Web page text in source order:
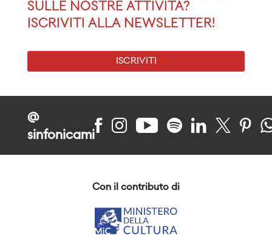
SULLE NOSTRE ATTIVITÀ?
ISCRIVITI ALLA NEWSLETTER!
ISCRIVITI
@
sinfonicami
Con il contributo di